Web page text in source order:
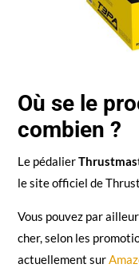
Où se le
combien ?
Le pédalier
le site officiel de
Vous pouvez par
cher, selon les
actuellement sur